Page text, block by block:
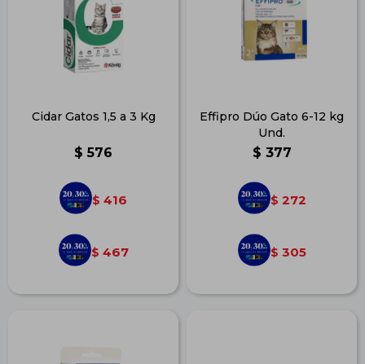
Cidar Gatos 1,5 a 3 Kg
$ 576
$ 416
$ 467
Effipro Dúo Gato 6-12 kg
Und.
$ 377
$ 272
$ 305